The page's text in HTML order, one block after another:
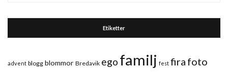
Etiketter
advent blogg blommor Bredavik ego familj fest fira foto